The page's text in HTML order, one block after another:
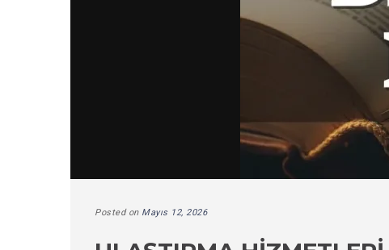
Posted on Mayıs 12, 2026